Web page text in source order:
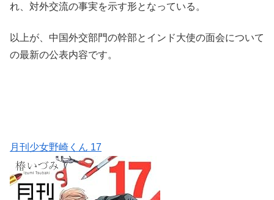
れ、対外交流の事実を示す形となっている。
以上が、中国外交部門の幹部とインド大使の面会について
の最新の公表内容です。
月刊少女野崎くん 17